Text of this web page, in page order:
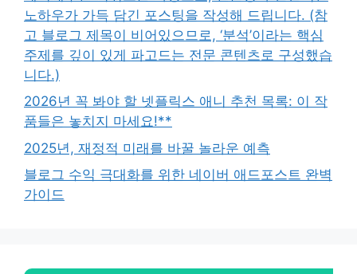
노하우가 가득 담긴 포스팅을 작성해 드립니다. (참
고 블로그 제목이 비어있으므로, ‘분석’이라는 핵심
주제를 깊이 있게 파고드는 전문 콘텐츠로 구성했습
니다.)
2026년 꼭 봐야 할 넷플릭스 애니 추천 목록: 이 작
품들은 놓치지 마세요!**
2025년, 재정적 미래를 바꿀 놀라운 예측
블로그 수익 극대화를 위한 네이버 애드포스트 완벽
가이드